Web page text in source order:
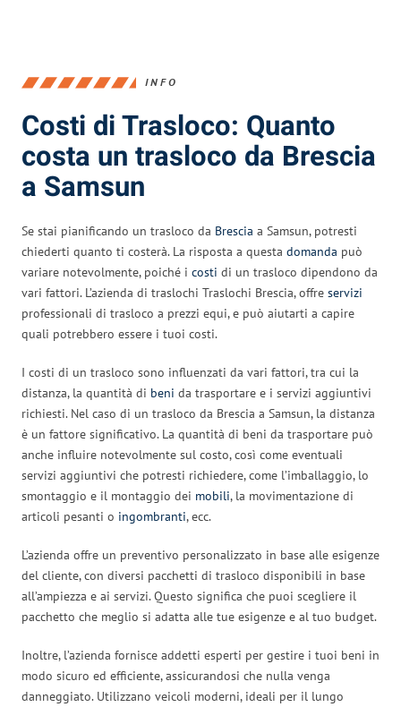
INFO
Costi di Trasloco: Quanto
costa un trasloco da Brescia
a Samsun
Se stai pianificando un trasloco da Brescia a Samsun, potresti
chiederti quanto ti costerà. La risposta a questa domanda può
variare notevolmente, poiché i costi di un trasloco dipendono da
vari fattori. L’azienda di traslochi Traslochi Brescia, offre servizi
professionali di trasloco a prezzi equi, e può aiutarti a capire
quali potrebbero essere i tuoi costi.
I costi di un trasloco sono influenzati da vari fattori, tra cui la
distanza, la quantità di beni da trasportare e i servizi aggiuntivi
richiesti. Nel caso di un trasloco da Brescia a Samsun, la distanza
è un fattore significativo. La quantità di beni da trasportare può
anche influire notevolmente sul costo, così come eventuali
servizi aggiuntivi che potresti richiedere, come l’imballaggio, lo
smontaggio e il montaggio dei mobili, la movimentazione di
articoli pesanti o ingombranti, ecc.
L’azienda offre un preventivo personalizzato in base alle esigenze
del cliente, con diversi pacchetti di trasloco disponibili in base
all’ampiezza e ai servizi. Questo significa che puoi scegliere il
pacchetto che meglio si adatta alle tue esigenze e al tuo budget.
Inoltre, l’azienda fornisce addetti esperti per gestire i tuoi beni in
modo sicuro ed efficiente, assicurandosi che nulla venga
danneggiato. Utilizzano veicoli moderni, ideali per il lungo